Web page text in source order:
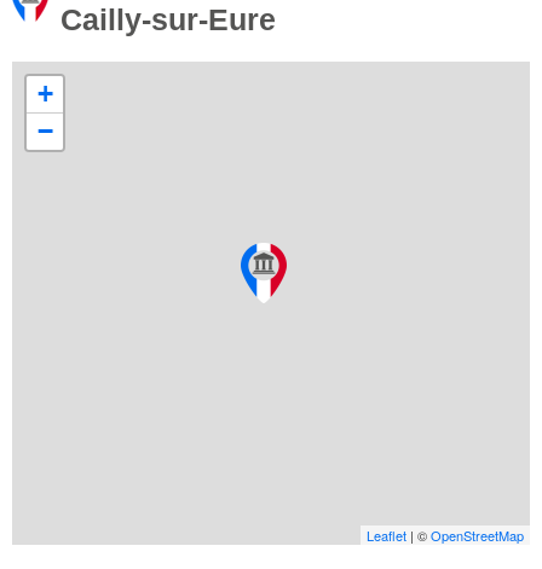
Cailly-sur-Eure
+
−
Leaflet | ©OpenStreetMap